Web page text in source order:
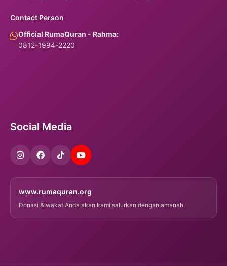
Contact Person
Official RumaQuran - Rahma:
0812-1994-2220
Social Media
www.rumaquran.org
Donasi & wakaf Anda akan kami salurkan dengan amanah.